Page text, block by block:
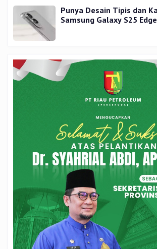
Punya Desain Tipis dan
Samsung Galaxy S25